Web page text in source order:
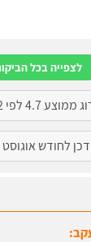
לצפייה בכל
4.7 לפי 132 דירוגים
לחודש אוגוסט